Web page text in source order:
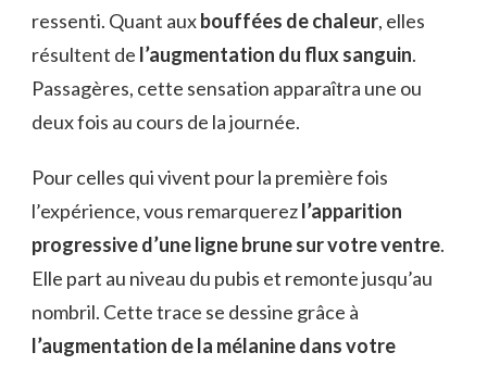
ressenti. Quant auxbouffées de chaleur, elles
résultent de l’augmentation du flux sanguin.
Passagères, cette sensation apparaîtra une ou
deux fois au cours de la journée.
Pour celles qui vivent pour la première fois
l’expérience, vous remarquerezl’apparition
progressive d’une ligne brune sur votre ventre.
Elle part au niveau du pubis et remonte jusqu’au
nombril. Cette trace se dessine grâce à
l’augmentation de la mélanine dans votre